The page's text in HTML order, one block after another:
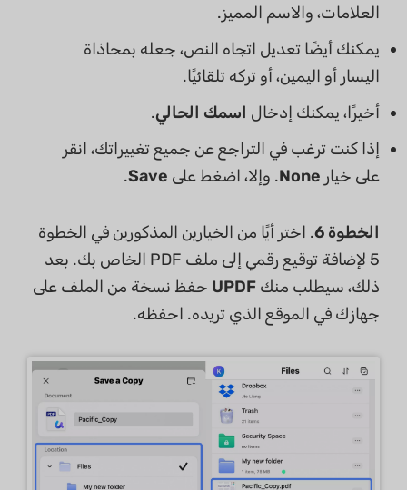
العلامات، والاسم المميز.
يمكنك أيضًا تعديل اتجاه النص، جعله بمحاذاة
اليسار أو اليمين، أو تركه تلقائيًا.
أخيرًا، يمكنك إدخال اسمك الحالي.
إذا كنت ترغب في التراجع عن جميع تغييراتك، انقر
على خيار None. وإلا، اضغط على Save
.
الخطوة 6
. اختر أيًا من الخيارين المذكورين في الخطوة
5 لإضافة توقيع رقمي إلى ملف PDF الخاص بك. بعد
ذلك، سيطلب منك UPDF حفظ نسخة من الملف على
جهازك في الموقع الذي تريده. احفظه.